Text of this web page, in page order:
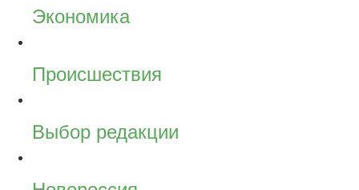
Экономика
Происшествия
Выбор редакции